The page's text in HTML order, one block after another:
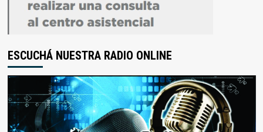
ESCUCHÁ NUESTRA RADIO ONLINE